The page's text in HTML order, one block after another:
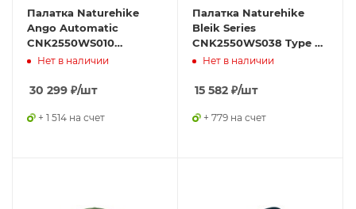
Палатка Naturehike
Ango Automatic
CNK2550WS010
четырехместная, c
Нет в наличии
30 299 ₽/шт
+ 1 514 на счет
Палатка Naturehike
Bleik Series
CNK2550WS038 Type B,
трехместная, зеленая
Нет в наличии
15 582 ₽/шт
+ 779 на счет